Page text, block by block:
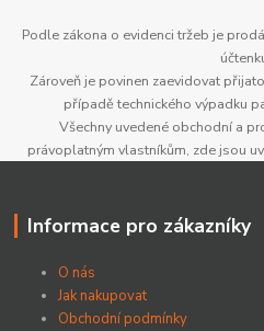
Podle zákona o evidenci tržeb je
Zároveň je povinen zaevidovat
případě technického výpadku
Všechny uvedené obchodní a
právoplatným vlastníkům, zde jsou
Informace pro zákazníky
O nás
Jak nakupovat
Obchodní podmínky